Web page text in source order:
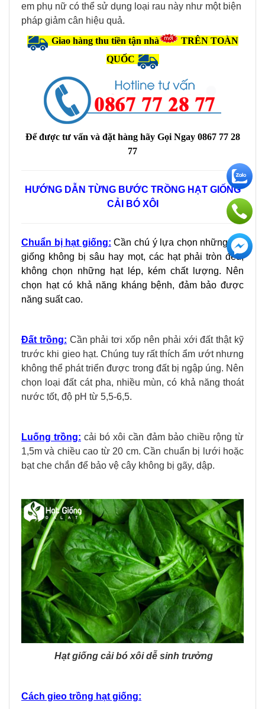
em phụ nữ có thể sử dụng loại rau này như một biện
pháp giảm cân hiệu quả.
Giao hàng thu tiền tận nhà
TRÊN TOÀN
QUỐC
Để được tư vấn và đặt hàng hãy Gọi Ngay 0867 77 28
77
HƯỚNG DẪN TỪNG BƯỚC TRỒNG HẠT GIỐNG
CẢI BÓ XÔI
Chuẩn bị hạt giống: Cần chú ý lựa chọn những hạt
giống không bị sâu hay mọt, các hạt phải tròn đều,
không chọn những hạt lép, kém chất lượng. Nên
chọn hạt có khả năng kháng bệnh, đảm bảo được
năng suất cao.
Đất trồng­: Cần phải tơi xốp nên phải xới đất thật kỹ
trước khi gieo hạt. Chúng tuy rất thích ẩm ướt nhưng
không thể phát triển được trong đất bị ngập úng. Nên
chọn loại đất cát pha, nhiều mùn, có khả năng thoát
nước tốt, độ pH từ 5,5-6,5.
Luống trồng: cải bó xôi cần đảm bảo chiều rộng từ
1,5m và chiều cao từ 20 cm. Cần chuẩn bị lưới hoặc
bạt che chắn để bảo vệ cây không bị gãy, dập.
Hạt giống cải bó xôi dễ sinh trưởng
Cách gieo trồng hạt giống: